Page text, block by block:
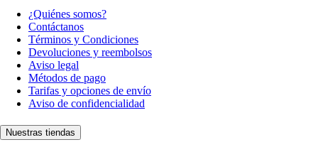
¿Quiénes somos?
Contáctanos
Términos y Condiciones
Devoluciones y reembolsos
Aviso legal
Métodos de pago
Tarifas y opciones de envío
Aviso de confidencialidad
Nuestras tiendas